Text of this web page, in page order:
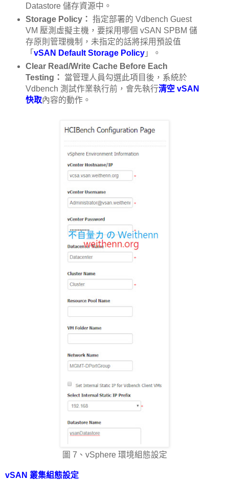
Datastore 儲存資源中。
Storage Policy： 指定部署的 Vdbench Guest
VM 壓測虛擬主機，要採用哪個 vSAN SPBM 儲
存原則管理機制，未指定的話將採用預設值
「 vSAN Default Storage Policy」。
Clear Read/Write Cache Before Each
Testing：
當管理人員勾選此項目後，系統於
Vdbench 測試作業執行前，會先執行清空 vSAN
快取內容的動作。
圖 7、vSphere 環境組態設定
vSAN 叢集組態設定